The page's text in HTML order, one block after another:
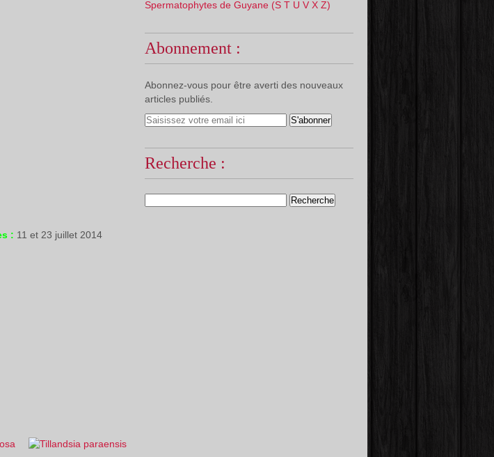
: 11 et 23 juillet 2014
Spermatophytes de Guyane (S T U V X Z)
Abonnement :
Abonnez-vous pour être averti des nouveaux
articles publiés.
Recherche :